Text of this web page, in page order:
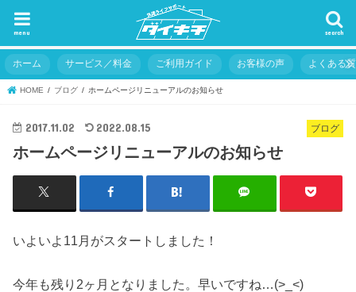
search
menu
ホーム サービス／料金 ご利用ガイド お客様の声 よくある
HOME ブログ ホームページリニューアルのお知らせ
ブログ
2017.11.02 2022.08.15
ホームページリニューアルのお知らせ
いよいよ11月がスタートしました！
今年も残り2ヶ月となりました。早いですね…(>_<)